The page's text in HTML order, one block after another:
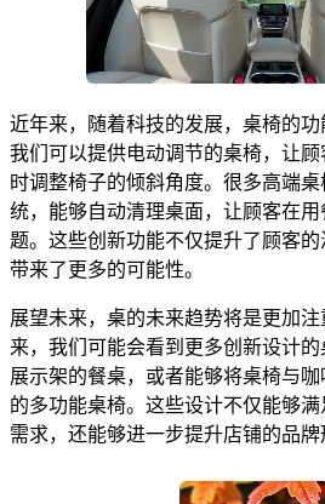
近年来，随着科技的发展，桌椅的功
我们可以提供电动调节的桌椅，让
时调整椅子的倾斜角度。很多高端
统，能够自动清理桌面，让顾客在
题。这些创新功能不仅提升了顾客
带来了更多的可能性。
展望未来，桌的未来趋势将是更加
来，我们可能会看到更多创新设计
展示架的餐桌，或者能够将桌椅与咖
的多功能桌椅。这些设计不仅能够
需求，还能够进一步提升店铺的品牌